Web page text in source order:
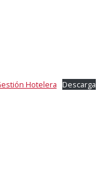
Hotelera Descarga